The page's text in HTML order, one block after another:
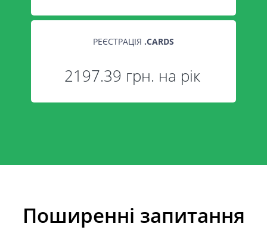
РЕЄСТРАЦІЯ .CARDS
2197.39 грн. на рік
Поширенні запитання